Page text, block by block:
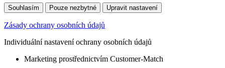
Souhlasím Pouze nezbytné Upravit nastavení
Zásady ochrany osobních údajů
Individuální nastavení ochrany osobních údajů
Marketing prostřednictvím Customer-Match